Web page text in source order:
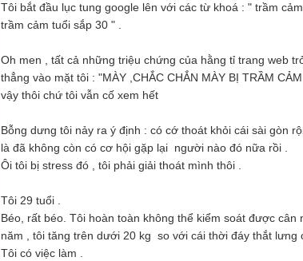
Tôi bắt đầu lục tung google lên với các từ khoá : " trầm
trầm cảm tuổi sắp 30 " .
Oh men , tất cả những triệu chứng của hằng tỉ trang web
thẳng vào mặt tôi : "MÀY ,CHẮC CHẮN MÀY BỊ TRẦM
vậy thôi chứ tôi vẫn cố xem hết
Bỗng dưng tôi nảy ra ý định : có cớ thoát khỏi cái sài gòn
là đã không còn có cơ hội gặp lại người nào đó nữa rồi .
Ôi tôi bị stress đó , tôi phải giải thoát mình thôi .
Tôi 29 tuổi .
Béo, rất béo. Tôi hoàn toàn không thể kiểm soát được cân
năm , tôi tăng trên dưới 20 kg so với cái thời đáy thắt lưng
Tôi có việc làm .